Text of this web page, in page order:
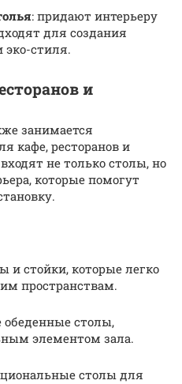
: придают интерьеру
для создания
эко-стиля.
и
занимается
кафе, ресторанов и
не только столы, но
которые помогут
и стойки, которые легко
пространствам.
обеденные столы,
элементом зала.
столы для